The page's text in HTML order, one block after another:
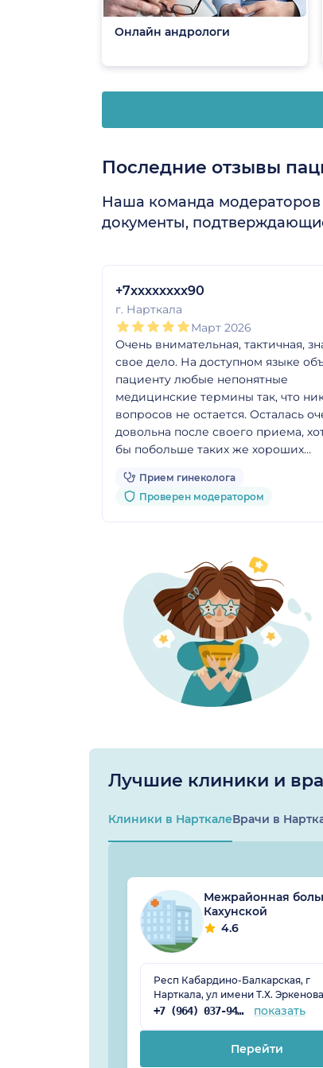
Онлайн андрологи
Последние отзывы
Наша команда
документы,
+7xxxxxxxx90
г. Нарткала
Март 2026
Очень внимательная, тактичная,
свое дело. На доступном языке
пациенту любые непонятные
медицинские термины так, что
вопросов не остается. Осталась
довольна после своего приема,
бы побольше таких же хороших
еще раз на прием к этому же врачу.
Очень советую. Спасибо огромное!
Прием гинеколога
Проверен модератором
Лучшие клиники и
Клиники в НарткалеВрачи в
Межрайонная
Кахунской
4.6
Респ Кабардино-Балкарская, г
Нарткала, ул имени Т.Х.
+7 (964) 037-94-20 показать
Перейти